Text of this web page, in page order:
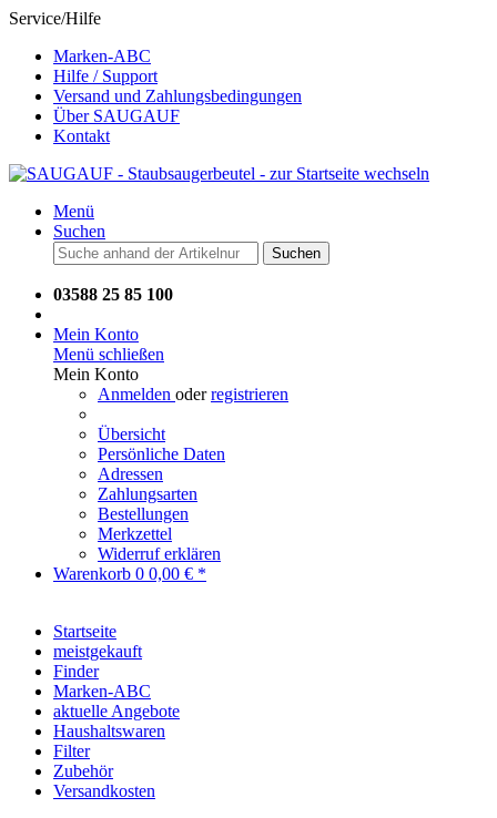
Service/Hilfe
Marken-ABC
Hilfe / Support
Versand und Zahlungsbedingungen
Über SAUGAUF
Kontakt
Menü
Suchen
Suchen
03588 25 85 100
Mein Konto
Menü schließen
Mein Konto
Anmelden oderregistrieren
Übersicht
Persönliche Daten
Adressen
Zahlungsarten
Bestellungen
Merkzettel
Widerruf erklären
Warenkorb 0 0,00 € *
Startseite
meistgekauft
Finder
Marken-ABC
aktuelle Angebote
Haushaltswaren
Filter
Zubehör
Versandkosten